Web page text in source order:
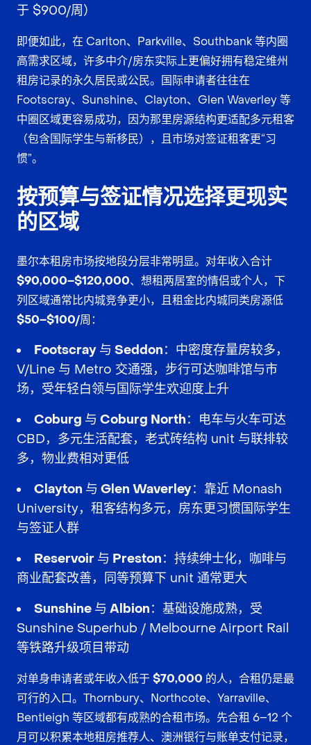
于 $900/周）
即便如此，在 Carlton、Parkville、Southbank 等内圈
高需求区域，许多中介/房东实际上更偏好拥有稳定维州
租房记录的永久居民或公民。国际申请者往往在
Footscray、Sunshine、Clayton、Glen Waverley 等
中圈区域更容易成功，因为那里房源结构更适配多元租客
（包含国际学生与新移民），且市场对签证租客更“习
惯”。
按预算与签证情况选择更现实
的区域
墨尔本租房市场按地段分层非常明显。对年收入合计
$90,000–$120,000、想租两居室的情侣或个人，下
列区域通常比内城竞争更小，且租金比内城同类房源低
$50–$100/周 ：
Footscray 与 Seddon：中密度存量房较多，
V/Line 与 Metro 交通强，步行可达咖啡馆与市
场，受年轻白领与国际学生欢迎度上升
Coburg 与 Coburg North：电车与火车可达
CBD，多元生活配套，老式砖结构 unit 与联排较
多，物业费相对更低
Clayton 与 Glen Waverley：靠近 Monash
University，租客结构多元，房东更习惯国际学生
与签证人群
Reservoir 与 Preston：持续绅士化，咖啡与
商业配套改善，同等预算下 unit 通常更大
Sunshine 与 Albion：基础设施成熟，受
Sunshine Superhub / Melbourne Airport Rail
等铁路升级项目带动
对单身申请者或年收入低于$70,000 的人，合租仍是最
可行的入口。Thornbury、Northcote、Yarraville、
Bentleigh 等区域都有成熟的合租市场。先合租 6–12 个
月可以积累本地租房推荐人、澳洲银行与账单支付记录，